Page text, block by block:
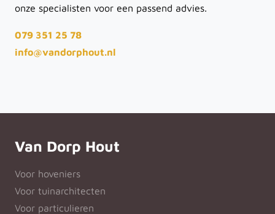
onze specialisten voor een passend advies.
079 351 25 78
info@vandorphout.nl
Van Dorp Hout
Voor hoveniers
Voor tuinarchitecten
Voor particulieren